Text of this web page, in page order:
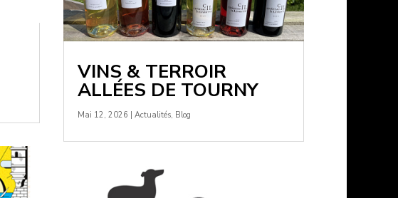
VINS & TERROIR
ALLÉES DE TOURNY
Mai 12, 2026 Actualités, Blog